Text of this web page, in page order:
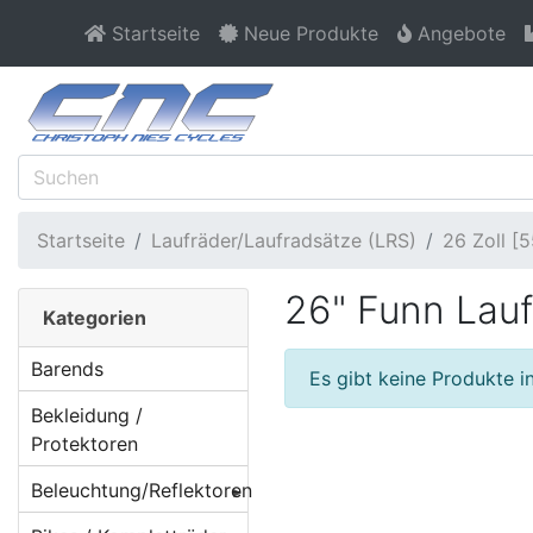
Startseite Neue Produkte Angebote
Startseite Laufräder/Laufradsätze (LRS) 26 Zoll
26" Funn
Es gibt keine Produkte
Kategorien
Barends
Bekleidung /
Protektoren
Beleuchtung/Reflektoren